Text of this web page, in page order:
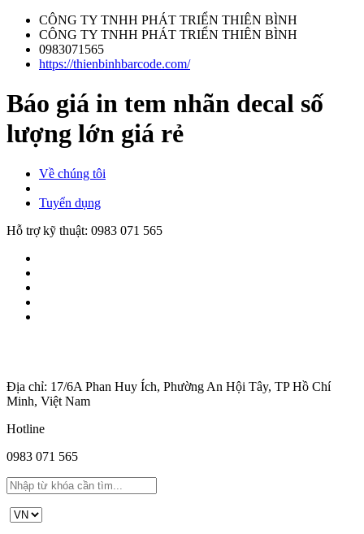
CÔNG TY TNHH PHÁT TRIỂN THIÊN BÌNH
CÔNG TY TNHH PHÁT TRIỂN THIÊN BÌNH
0983071565
https://thienbinhbarcode.com/
Báo giá in tem nhãn decal số
lượng lớn giá rẻ
Về chúng tôi
Tuyển dụng
Hỗ trợ kỹ thuật: 0983 071 565
Địa chỉ: 17/6A Phan Huy Ích, Phường An Hội Tây, TP Hồ Chí
Minh, Việt Nam
Hotline
0983 071 565